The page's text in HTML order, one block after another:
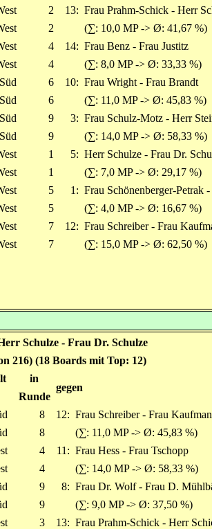
2 13: Frau Prahm-Schick - Herr
2
(∑: 10,0 MP -> Ø: 41,67 %)
4 14: Frau Benz - Frau Justitz
4
(∑: 8,0 MP -> Ø: 33,33 %)
6 10: Frau Wright - Frau Brandt
6
(∑: 11,0 MP -> Ø: 45,83 %)
9 3: Frau Schulz-Motz - Herr
9
(∑: 14,0 MP -> Ø: 58,33 %)
1 5: Herr Schulze - Frau Dr.
1
(∑: 7,0 MP -> Ø: 29,17 %)
5 1: Frau Schönenberger-Petrak
5
(∑: 4,0 MP -> Ø: 16,67 %)
7 12: Frau Schreiber - Frau
7
(∑: 15,0 MP -> Ø: 62,50 %)
Schulze - Frau Dr. Schulze
216) (18 Boards mit Top: 12)
in
gegen
Runde
8 12: Frau Schreiber - Frau
8
(∑: 11,0 MP -> Ø: 45,83 %)
4 11: Frau Hess - Frau Tschopp
4
(∑: 14,0 MP -> Ø: 58,33 %)
9 8: Frau Dr. Wolf - Frau D.
9
(∑: 9,0 MP -> Ø: 37,50 %)
3 13: Frau Prahm-Schick - Herr